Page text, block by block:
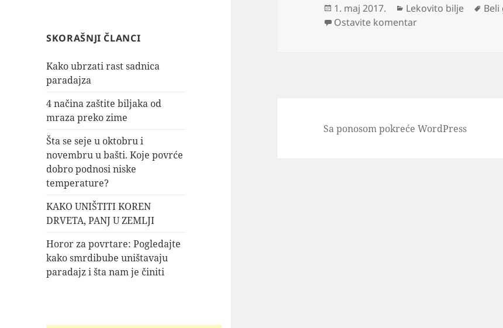
SKORAŠNJI ČLANCI
Kako ubrzati rast sadnica
paradajza
4 načina zaštite biljaka od
mraza preko zime
Šta se seje u oktobru i
novembru u bašti. Koje povrće
dobro podnosi niske
temperature?
KAKO UNIŠTITI KOREN
DRVETA, PANJ U ZEMLJI
Horor za povrtare: Pogledajte
kako smrdibube uništavaju
paradajz i šta nam je činiti
Objavljeno
1. maj 2017. Kategorije
Lekovito bilje Beli
Ostavite komentarna Glog drvo – kapi
Sa ponosom pokreće WordPress